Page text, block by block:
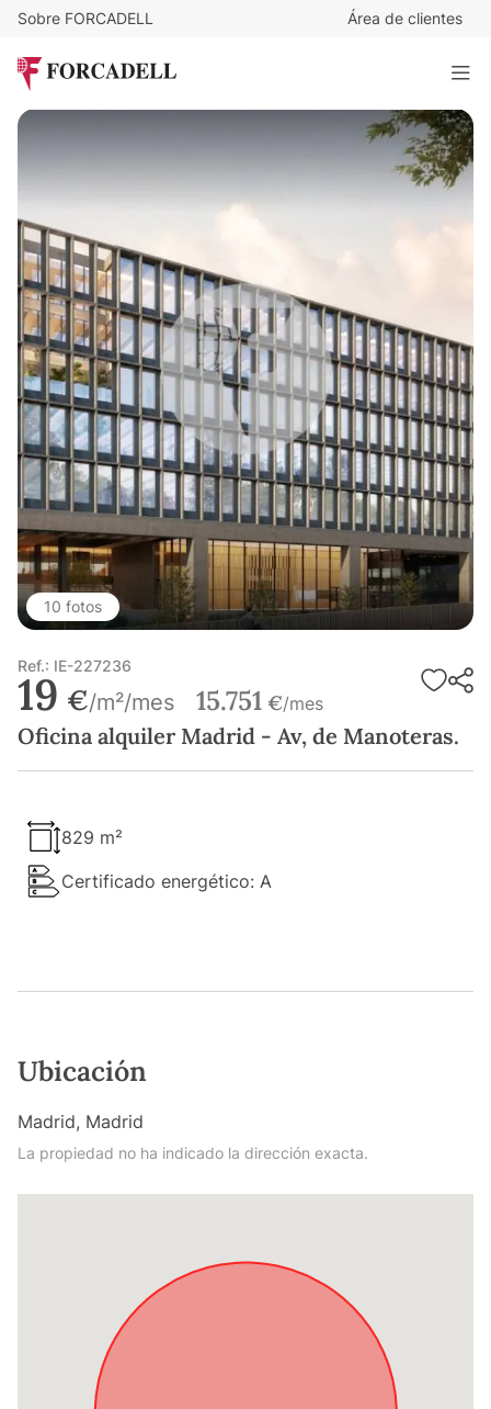
Sobre FORCADELL Área de clientes
Oficina alquiler Madrid - Av, de Manoteras.
829 m²
10 fotos
Ref.: IE-227236
19 €/m²/mes 15.751 €/mes
Oficina alquiler Madrid - Av, de Manoteras.
829 m²
Certificado energético: A
Ubicación
Madrid, Madrid
La propiedad no ha indicado la dirección exacta.